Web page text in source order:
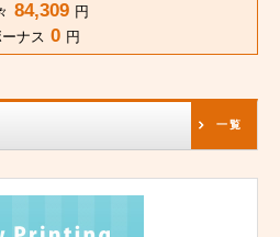
84,309 円
ナス 0 円
一覧